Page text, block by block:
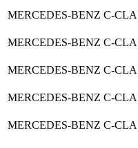
MERCEDES-BENZ C-
MERCEDES-BENZ C-
MERCEDES-BENZ C-
MERCEDES-BENZ C-
MERCEDES-BENZ C-